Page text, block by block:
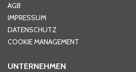
Telefon
AGB
IMPRESSUM
DATENSCHUTZ
COOKIE MANAGEMENT
UNTERNEHMEN